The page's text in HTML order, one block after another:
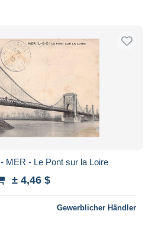
MER - Le Pont sur la Loire
± 4,46 $
Gewerblicher Händler